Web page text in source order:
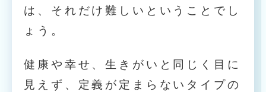
は、それだけ難しいということでし
ょう。
健康や幸せ、生きがいと同じく目に
見えず、定義が定まらないタイプの